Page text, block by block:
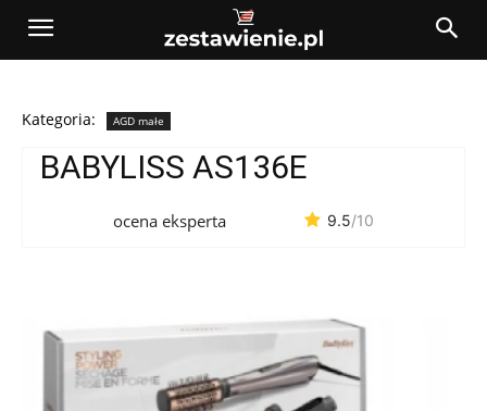
Kategoria: AGD małe
BABYLISS AS136E
ocena eksperta 9.5/10